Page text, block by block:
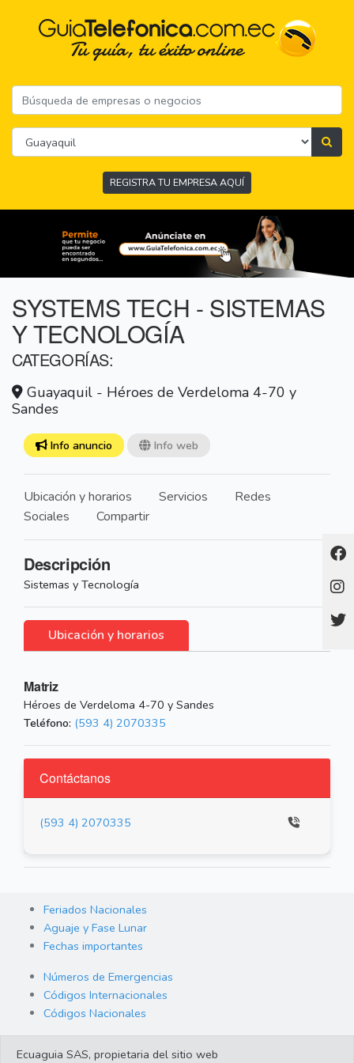
REGISTRA TU EMPRESA AQUÍ
SYSTEMS TECH - SISTEMAS
Y TECNOLOGÍA
CATEGORÍAS:
Guayaquil - Héroes de Verdeloma 4-70 y
Sandes
Info anuncio Info web
Ubicación y horarios Servicios
Redes
Sociales
Compartir
Descripción
Sistemas y Tecnología
Ubicación y horarios
Matriz
Héroes de Verdeloma 4-70 y Sandes
Teléfono: (593 4) 2070335
Contáctanos
(593 4) 2070335
Feriados Nacionales
Aguaje y Fase Lunar
Fechas importantes
Números de Emergencias
Códigos Internacionales
Códigos Nacionales
Ecuaguia SAS, propietaria del sitio web